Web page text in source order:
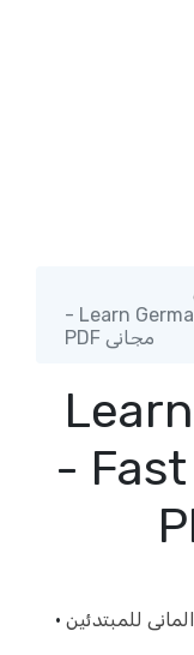
Learn German the Fast and Fun Way -
مجانى PDF
Fast and Fun Way -
المانى للمبتدئين ·